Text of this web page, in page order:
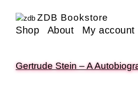
ZDB Bookstore
Shop About My account
Gertrude Stein – A